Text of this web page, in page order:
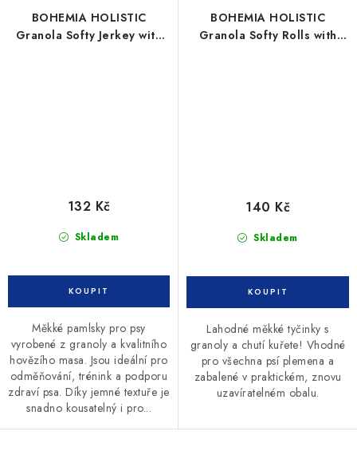
BOHEMIA HOLISTIC
Granola Softy Jerkey with
Skladem
132 Kč
Měkké pamlsky pro psy
vyrobené z granoly a kvalitního
hovězího masa. Jsou ideální pro
odměňování, trénink a podporu
zdraví psa. Díky jemné textuře je
snadno kousatelný i pro...
BOHEMIA HOLISTIC
Granola Softy Rolls with
Skladem
140 Kč
Lahodné měkké tyčinky s
granoly a chutí kuřete! Vhodné
pro všechna psí plemena a
zabalené v praktickém, znovu
uzavíratelném obalu.